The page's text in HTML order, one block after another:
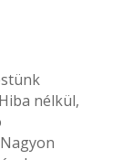
nélkül,